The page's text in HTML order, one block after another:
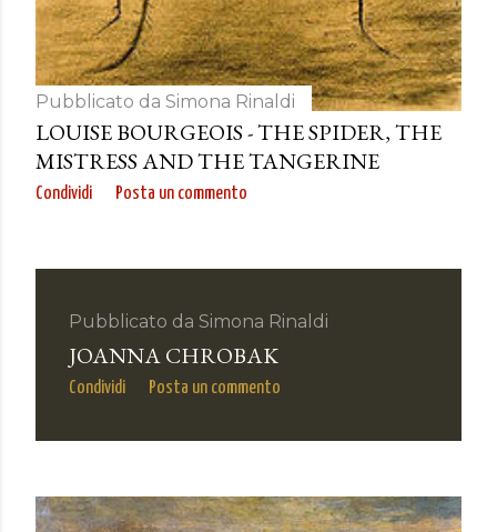
Pubblicato da Simona Rinaldi
LOUISE BOURGEOIS - THE SPIDER, THE
MISTRESS AND THE TANGERINE
Condividi Posta un commento
Pubblicato da Simona Rinaldi
JOANNA CHROBAK
Condividi Posta un commento